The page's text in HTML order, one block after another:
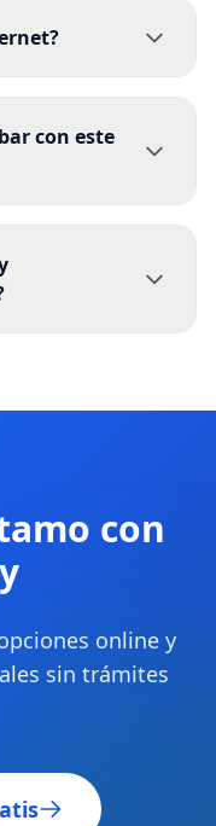
con este
con
online y
sin trámites